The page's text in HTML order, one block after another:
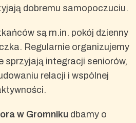
dobremu samopoczuciu.
są m.in. pokój dzienny
Regularnie organizujemy
sprzyjają integracji seniorów,
relacji i wspólnej
w Gromnikudbamy o